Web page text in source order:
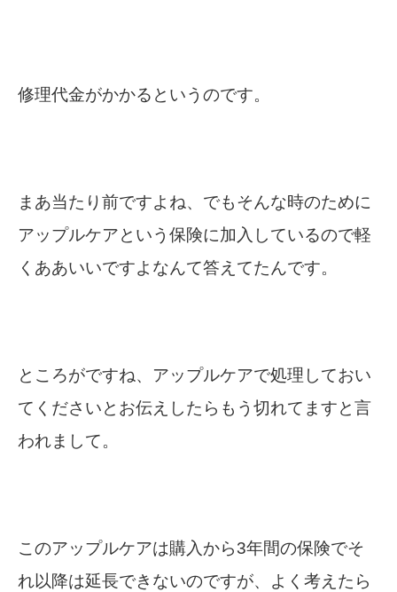
修理代金がかかるというのです。
まあ当たり前ですよね、でもそんな時のために
アップルケアという保険に加入しているので軽
くああいいですよなんて答えてたんです。
ところがですね、アップルケアで処理しておい
てくださいとお伝えしたらもう切れてますと言
われまして。
このアップルケアは購入から3年間の保険でそ
れ以降は延長できないのですが、よく考えたら